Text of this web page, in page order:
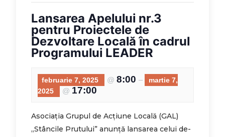
Lansarea Apelului nr.3
pentru Proiectele de
Dezvoltare Locală în cadrul
Programului LEADER
februarie 7, 2025 @ 8:00 –
martie 7,
2025
@ 17:00
Asociația Grupul de Acțiune Locală (GAL)
„Stâncile Prutului” anunță lansarea celui de-